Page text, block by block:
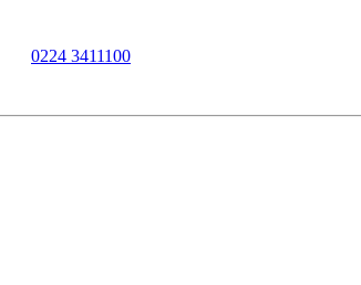
0224 3411100